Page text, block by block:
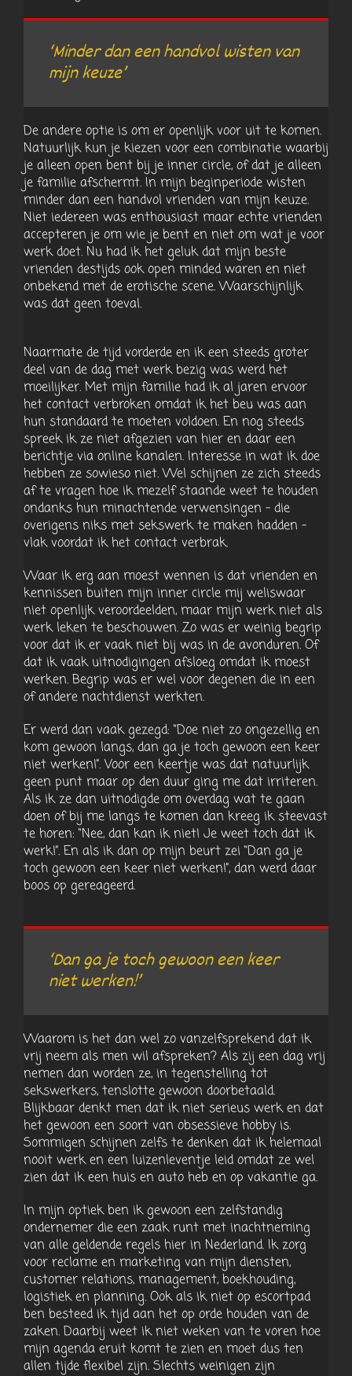
‘Minder dan een handvol wisten van
mijn keuze’
De andere optie is om er openlijk voor uit te komen.
Natuurlijk kun je kiezen voor een combinatie waarbij
je alleen open bent bij je inner circle, of dat je alleen
je familie afschermt. In mijn beginperiode wisten
minder dan een handvol vrienden van mijn keuze.
Niet iedereen was enthousiast maar echte vrienden
accepteren je om wie je bent en niet om wat je voor
werk doet. Nu had ik het geluk dat mijn beste
vrienden destijds ook open minded waren en niet
onbekend met de erotische scene. Waarschijnlijk
was dat geen toeval.
Naarmate de tijd vorderde en ik een steeds groter
deel van de dag met werk bezig was werd het
moeilijker. Met mijn familie had ik al jaren ervoor
het contact verbroken omdat ik het beu was aan
hun standaard te moeten voldoen. En nog steeds
spreek ik ze niet afgezien van hier en daar een
berichtje via online kanalen. Interesse in wat ik doe
hebben ze sowieso niet. Wel schijnen ze zich steeds
af te vragen hoe ik mezelf staande weet te houden
ondanks hun minachtende verwensingen – die
overigens niks met sekswerk te maken hadden –
vlak voordat ik het contact verbrak.
Waar ik erg aan moest wennen is dat vrienden en
kennissen buiten mijn inner circle mij weliswaar
niet openlijk veroordeelden, maar mijn werk niet als
werk leken te beschouwen. Zo was er weinig begrip
voor dat ik er vaak niet bij was in de avonduren. Of
dat ik vaak uitnodigingen afsloeg omdat ik moest
werken. Begrip was er wel voor degenen die in een
of andere nachtdienst werkten.
Er werd dan vaak gezegd: “Doe niet zo ongezellig en
kom gewoon langs, dan ga je toch gewoon een keer
niet werken!”. Voor een keertje was dat natuurlijk
geen punt maar op den duur ging me dat irriteren.
Als ik ze dan uitnodigde om overdag wat te gaan
doen of bij me langs te komen dan kreeg ik steevast
te horen: “Nee, dan kan ik niet! Je weet toch dat ik
werk!”. En als ik dan op mijn beurt zei “Dan ga je
toch gewoon een keer niet werken!”, dan werd daar
boos op gereageerd.
‘Dan ga je toch gewoon een keer
niet werken!’
Waarom is het dan wel zo vanzelfsprekend dat ik
vrij neem als men wil afspreken? Als zij een dag vrij
nemen dan worden ze, in tegenstelling tot
sekswerkers, tenslotte gewoon doorbetaald.
Blijkbaar denkt men dat ik niet serieus werk en dat
het gewoon een soort van obsessieve hobby is.
Sommigen schijnen zelfs te denken dat ik helemaal
nooit werk en een luizenleventje leid omdat ze wel
zien dat ik een huis en auto heb en op vakantie ga.
In mijn optiek ben ik gewoon een zelfstandig
ondernemer die een zaak runt met inachtneming
van alle geldende regels hier in Nederland. Ik zorg
voor reclame en marketing van mijn diensten,
customer relations, management, boekhouding,
logistiek en planning. Ook als ik niet op escortpad
ben besteed ik tijd aan het op orde houden van de
zaken. Daarbij weet ik niet weken van te voren hoe
mijn agenda eruit komt te zien en moet dus ten
allen tijde flexibel zijn. Slechts weinigen zijn